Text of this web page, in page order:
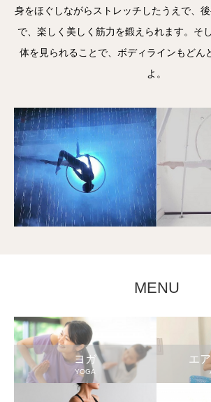
身をほぐしながらストレッチしたうえで、
で、楽しく美しく筋力を鍛えられます。そ
体を見られることで、ボディラインもどん
よ。
MENU
ヨガ
YOGA
エ